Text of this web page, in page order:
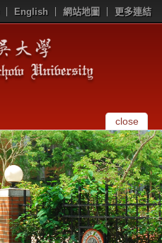
English 網站地圖 更多連結
close